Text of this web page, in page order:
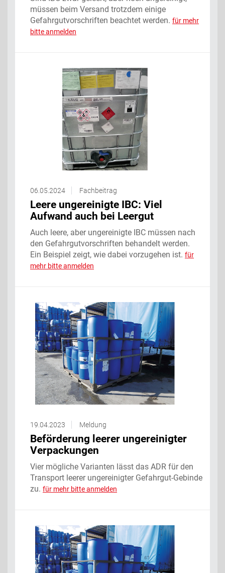
müssen beim Versand trotzdem einige
Gefahrgutvorschriften beachtet werden. für mehr
bitte anmelden
06.05.2024 Fachbeitrag
Leere ungereinigte IBC: Viel
Aufwand auch bei Leergut
Auch leere, aber ungereinigte IBC müssen nach
den Gefahrgutvorschriften behandelt werden.
Ein Beispiel zeigt, wie dabei vorzugehen ist. für
mehr bitte anmelden
19.04.2023 Meldung
Beförderung leerer ungereinigter
Verpackungen
Vier mögliche Varianten lässt das ADR für den
Transport leerer ungereinigter Gefahrgut-Gebinde
zu. für mehr bitte anmelden